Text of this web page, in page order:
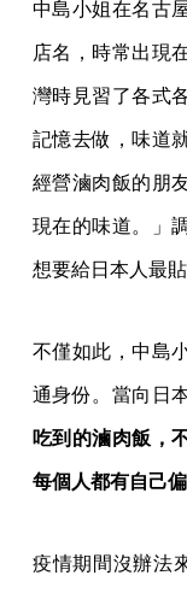
中島小姐在名古
店名，時常出現
灣時見習了各式
記憶去做，味道
經營滷肉飯的朋
現在的味道。」
想要給日本人最
不僅如此，中島
通身份。當向日
吃到的滷肉飯，
每個人都有自己
疫情期間沒辦法